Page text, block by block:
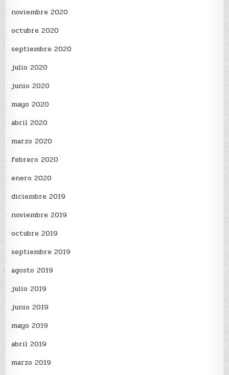
noviembre 2020
octubre 2020
septiembre 2020
julio 2020
junio 2020
mayo 2020
abril 2020
marzo 2020
febrero 2020
enero 2020
diciembre 2019
noviembre 2019
octubre 2019
septiembre 2019
agosto 2019
julio 2019
junio 2019
mayo 2019
abril 2019
marzo 2019